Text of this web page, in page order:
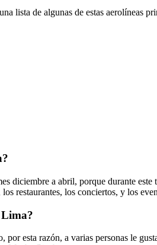
lista de algunas de estas aerolíneas
diciembre a abril, porque durante
restaurantes, los conciertos, y los
esta razón, a varias personas le